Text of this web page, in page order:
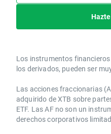
Los instrumentos
los derivados, pueden ser
Las acciones fraccionarias
adquirido de XTB sobre
ETF. Las AF no son un
derechos corporativos